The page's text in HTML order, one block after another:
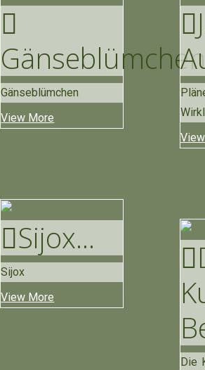
Gänse
Gänseblümchen
View More
Sijox...
Sijox
View More
Die